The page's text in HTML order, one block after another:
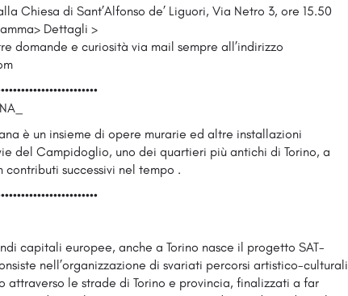
Chiesa di Sant’Alfonso de’ Liguori, Via Netro 3, ore 15.50
Dettagli >
domande e curiosità via mail sempre all’indirizzo
è un insieme di opere murarie ed altre installazioni
del Campidoglio, uno dei quartieri più antichi di Torino, a
contributi successivi nel tempo .
capitali europee, anche a Torino nasce il progetto SAT-
nell’organizzazione di svariati percorsi artistico-culturali
attraverso le strade di Torino e provincia, finalizzati a far